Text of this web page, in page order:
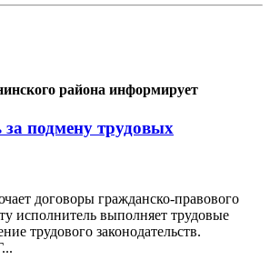
района информирует
за подмену трудовых
договоры гражданско-правового
исполнитель выполняет трудовые
трудового законодательств.